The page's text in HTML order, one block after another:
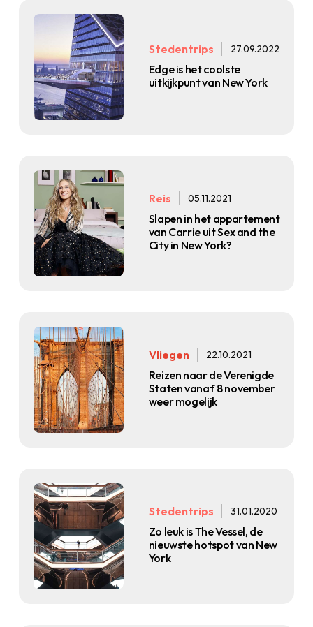
Stedentrips 27.09.2022
Edge is het coolste
uitkijkpunt van New York
Reis 05.11.2021
Slapen in het appartement
van Carrie uit Sex and the
City in New York?
Vliegen 22.10.2021
Reizen naar de Verenigde
Staten vanaf 8 november
weer mogelijk
Stedentrips 31.01.2020
Zo leuk is The Vessel, de
nieuwste hotspot van New
York